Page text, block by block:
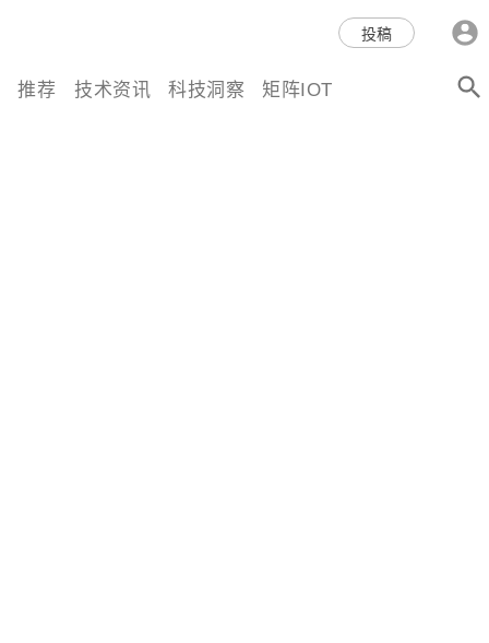
科技互联网,科技,资讯,动态,洞
察,量子,计算,AI,人工智能,机器
投稿
推荐 技术资讯 科技洞察 矩阵IOT